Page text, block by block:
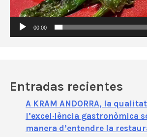
v
d
00:00
Entradas recientes
A KRAM ANDORRA, la
l’excel·lència gastronòmica
manera d’entendre la